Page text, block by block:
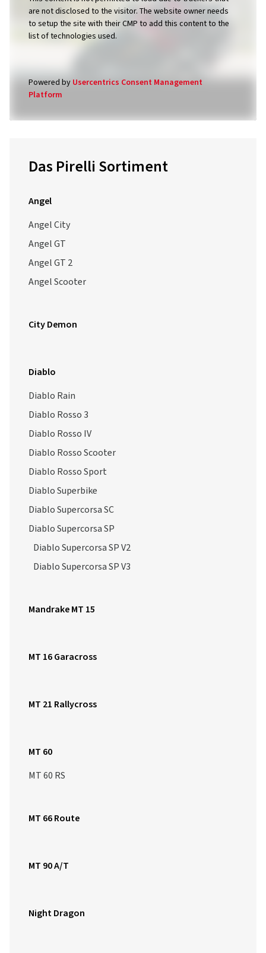
are not disclosed to the visitor. The website owner needs
to setup the site with their CMP to add this content to the
list of technologies used.
Powered by Usercentrics Consent Management
Platform
Das Pirelli Sortiment
Angel
Angel City
Angel GT
Angel GT 2
Angel Scooter
City Demon
Diablo
Diablo Rain
Diablo Rosso 3
Diablo Rosso IV
Diablo Rosso Scooter
Diablo Rosso Sport
Diablo Superbike
Diablo Supercorsa SC
Diablo Supercorsa SP
Diablo Supercorsa SP V2
Diablo Supercorsa SP V3
Mandrake MT 15
MT 16 Garacross
MT 21 Rallycross
MT 60
MT 60 RS
MT 66 Route
MT 90 A/T
Night Dragon